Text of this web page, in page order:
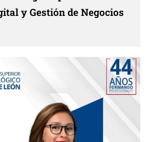
y Gestión de Negocios